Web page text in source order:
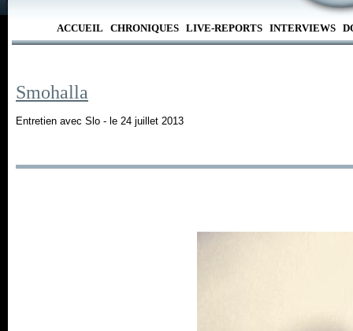
ACCUEIL CHRONIQUES LIVE-REPORTS INTERVIEWS
Smohalla
Entretien avec Slo - le 24 juillet 2013